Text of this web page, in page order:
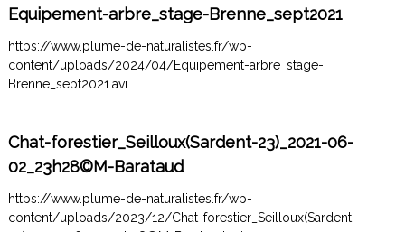
Equipement-arbre_stage-Brenne_sept2021
https://www.plume-de-naturalistes.fr/wp-
content/uploads/2024/04/Equipement-arbre_stage-
Brenne_sept2021.avi
Chat-forestier_Seilloux(Sardent-23)_2021-06-
02_23h28©M-Barataud
https://www.plume-de-naturalistes.fr/wp-
content/uploads/2023/12/Chat-forestier_Seilloux(Sardent-